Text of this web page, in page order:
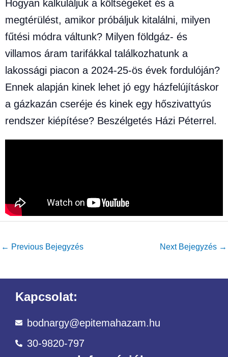
Hogyan kalkuláljuk a költségeket és a
megtérülést, amikor próbáljuk kitalálni, milyen
fűtési módra váltunk? Milyen földgáz- és
villamos áram tarifákkal találkozhatunk a
lakossági piacon a 2024-25-ös évek fordulóján?
Ennek alapján kinek lehet jó egy házfelújításkor
a gázkazán cseréje és kinek egy hőszivattyús
rendszer kiépítése? Beszélgetés Házi Péterrel.
← Previous Bejegyzés Next Bejegyzés →
Kapcsolat:
bodnargy@epitemahazam.hu
30-9820-797